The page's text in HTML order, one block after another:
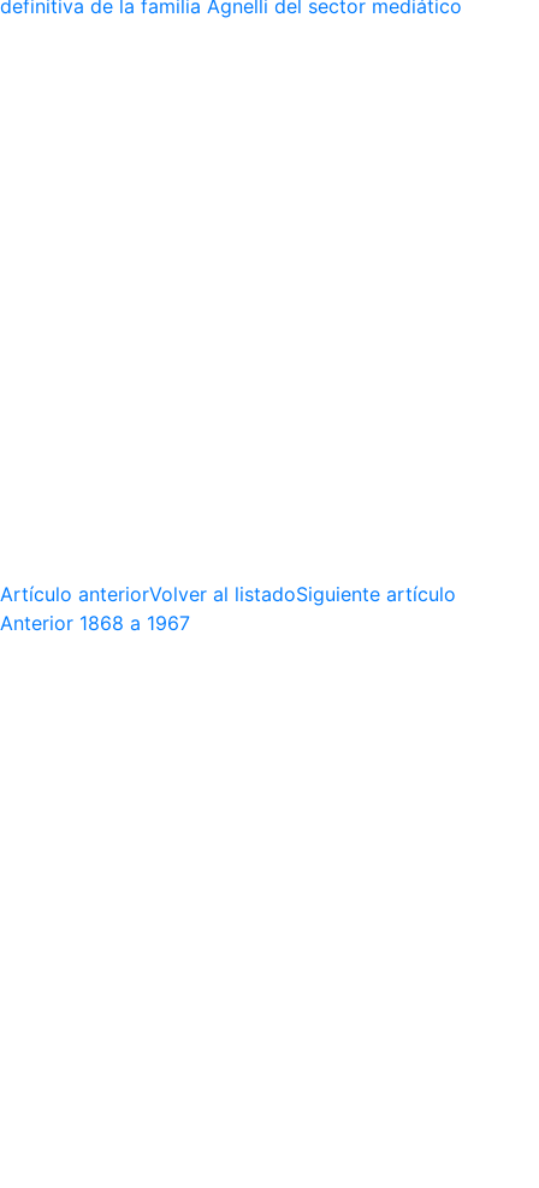
definitiva de la familia Agnelli del sector mediático
Artículo anteriorVolver al listadoSiguiente artículo
Anterior 1868 a 1967